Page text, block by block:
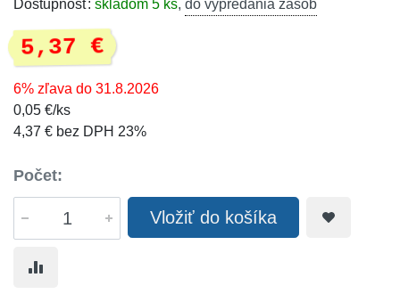
Dostupnosť: skladom 5 ks, do vypredania zásob
5,37 €
6% zľava do 31.8.2026
0,05 €/ks
4,37 € bez DPH 23%
Počet:
Vložiť do košíka